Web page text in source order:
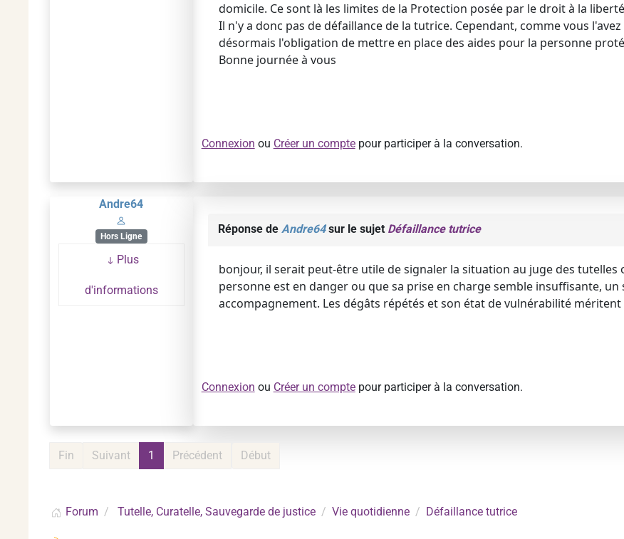
domicile. Ce sont là les limites de la Protection posée par le droit à la
Il n'y a donc pas de défaillance de la tutrice. Cependant, comme vous
désormais l'obligation de mettre en place des aides pour la personne
Bonne journée à vous
Connexion ou Créer un comptepour participer à la conversation.
Andre64
Hors Ligne
Plus
d'informations
Réponse de Andre64sur le sujet Défaillance tutrice
bonjour, il serait peut-être utile de signaler la situation au juge des tutelles
personne est en danger ou que sa prise en charge semble insuffisante,
accompagnement. Les dégâts répétés et son état de vulnérabilité
Connexion ou Créer un comptepour participer à la conversation.
Début
Précédent
1
Suivant
Fin
Forum Tutelle, Curatelle, Sauvegarde de justice Vie quotidienne Défaillance tutrice